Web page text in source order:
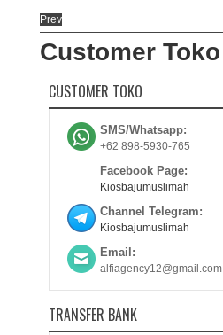
Prev
Customer Toko
CUSTOMER TOKO
SMS/Whatsapp:
+62 898-5930-765
Facebook Page:
Kiosbajumuslimah
Channel Telegram:
Kiosbajumuslimah
Email:
alfiagency12@gmail.com
TRANSFER BANK